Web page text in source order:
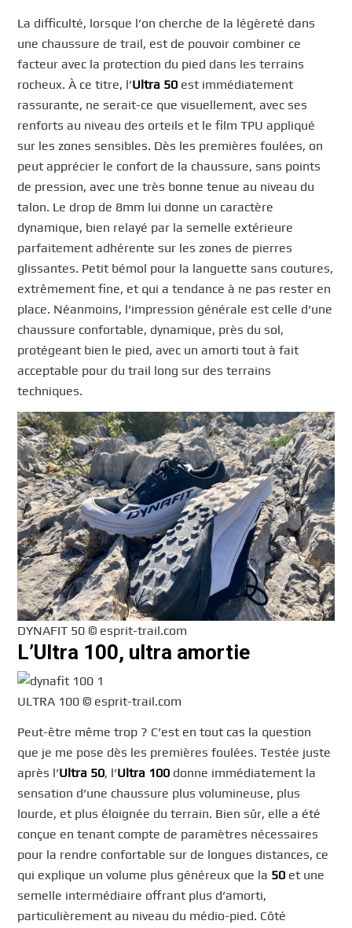
La difficulté, lorsque l’on cherche de la légèreté dans
une chaussure de trail, est de pouvoir combiner ce
facteur avec la protection du pied dans les terrains
rocheux. À ce titre, l’Ultra 50 est immédiatement
rassurante, ne serait-ce que visuellement, avec ses
renforts au niveau des orteils et le film TPU appliqué
sur les zones sensibles. Dès les premières foulées, on
peut apprécier le confort de la chaussure, sans points
de pression, avec une très bonne tenue au niveau du
talon. Le drop de 8mm lui donne un caractère
dynamique, bien relayé par la semelle extérieure
parfaitement adhérente sur les zones de pierres
glissantes. Petit bémol pour la languette sans coutures,
extrêmement fine, et qui a tendance à ne pas rester en
place. Néanmoins, l’impression générale est celle d’une
chaussure confortable, dynamique, près du sol,
protégeant bien le pied, avec un amorti tout à fait
acceptable pour du trail long sur des terrains
techniques.
DYNAFIT 50 © esprit-trail.com
L’Ultra 100, ultra amortie
ULTRA 100 © esprit-trail.com
Peut-être même trop ? C’est en tout cas la question
que je me pose dès les premières foulées. Testée juste
après l’Ultra 50, l’Ultra 100 donne immédiatement la
sensation d’une chaussure plus volumineuse, plus
lourde, et plus éloignée du terrain. Bien sûr, elle a été
conçue en tenant compte de paramètres nécessaires
pour la rendre confortable sur de longues distances, ce
qui explique un volume plus généreux que la 50 et une
semelle intermédiaire offrant plus d’amorti,
particulièrement au niveau du médio-pied. Côté